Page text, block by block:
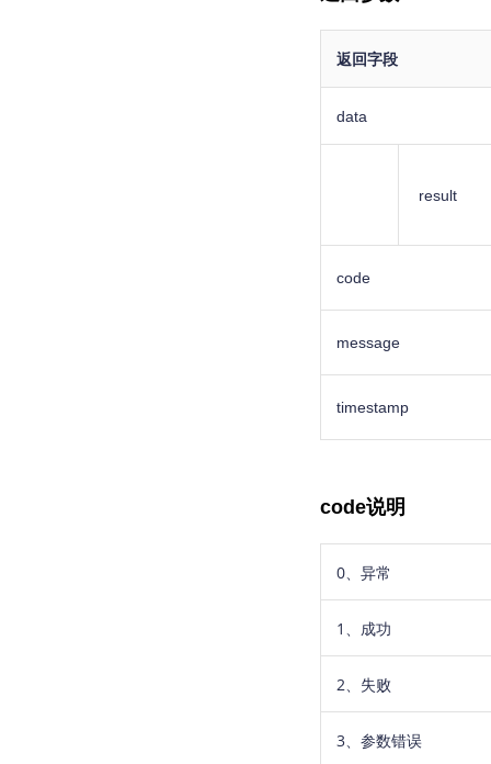
返回字段
data
result
code
message
timestamp
code说明
0、异常
1、成功
2、失败
3、参数错误